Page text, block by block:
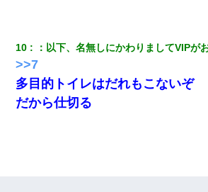
凸してきた
「パワハラを受けたから思い切って転職し
ら、速攻でパワハラかました元上司がLINE
10 ： 以下、名無しにかわりましてVIPが
>>7
多目的トイレはだれもこないぞ
だから仕切る